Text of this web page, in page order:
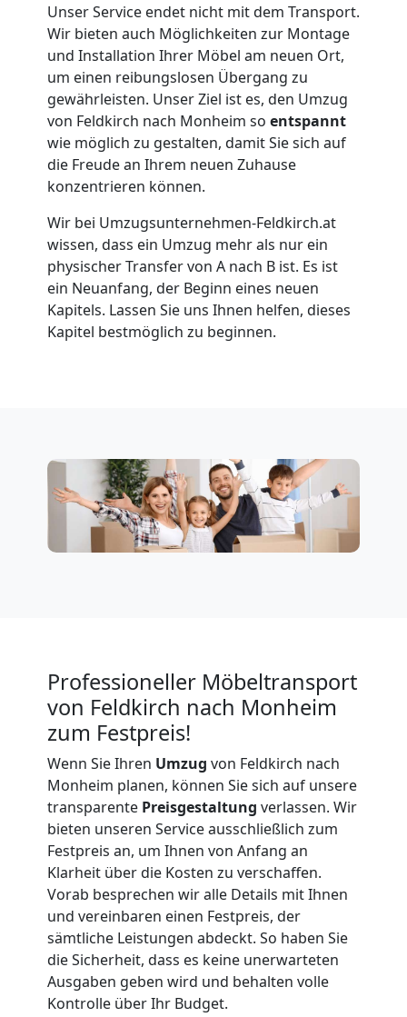
Unser Service endet nicht mit dem Transport.
Wir bieten auch Möglichkeiten zur Montage
und Installation Ihrer Möbel am neuen Ort,
um einen reibungslosen Übergang zu
gewährleisten. Unser Ziel ist es, den Umzug
von Feldkirch nach Monheim so entspannt
wie möglich zu gestalten, damit Sie sich auf
die Freude an Ihrem neuen Zuhause
konzentrieren können.
Wir bei Umzugsunternehmen-Feldkirch.at
wissen, dass ein Umzug mehr als nur ein
physischer Transfer von A nach B ist. Es ist
ein Neuanfang, der Beginn eines neuen
Kapitels. Lassen Sie uns Ihnen helfen, dieses
Kapitel bestmöglich zu beginnen.
Professioneller Möbeltransport
von Feldkirch nach Monheim
zum Festpreis!
Wenn Sie Ihren Umzug von Feldkirch nach
Monheim planen, können Sie sich auf unsere
transparente Preisgestaltung verlassen. Wir
bieten unseren Service ausschließlich zum
Festpreis an, um Ihnen von Anfang an
Klarheit über die Kosten zu verschaffen.
Vorab besprechen wir alle Details mit Ihnen
und vereinbaren einen Festpreis, der
sämtliche Leistungen abdeckt. So haben Sie
die Sicherheit, dass es keine unerwarteten
Ausgaben geben wird und behalten volle
Kontrolle über Ihr Budget.
Feldkirch
Umzug
für
Senioren
Feldkirch
Firmenumzug
Feldkirch
Expressumzug
Feldkirch
Tragehilfe
Feldkirch
Kleiner
Umzug